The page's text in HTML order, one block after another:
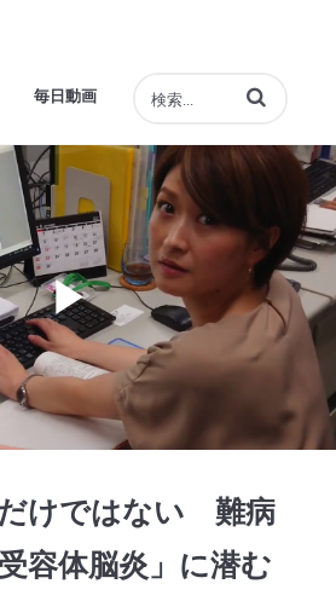
毎日動画 動画の検索語句
Play
けではない 難病
容体脳炎」に潜む